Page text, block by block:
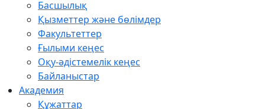
Басшылық
Қызметтер және бөлімдер
Факультеттер
Ғылыми кеңес
Оқу-әдістемелік кеңес
Байланыстар
Академия
Құжаттар